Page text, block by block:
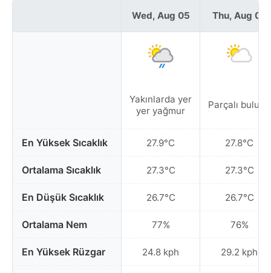
En Yüksek Sıcaklık
Ortalama Sıcaklık
En Düşük Sıcaklık
Ortalama Nem
En Yüksek Rüzgar
Wed, Aug 05
Yakınlarda yer
yer yağmur
27.9°C
27.3°C
26.7°C
77%
24.8 kph
Thu, Aug 06
Parçalı bulutlu
27.8°C
27.3°C
26.7°C
76%
29.2 kph